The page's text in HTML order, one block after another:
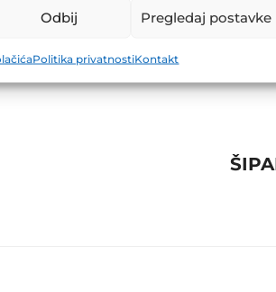
Odbij Pregledaj postavke
Politika privatnostiKontakt